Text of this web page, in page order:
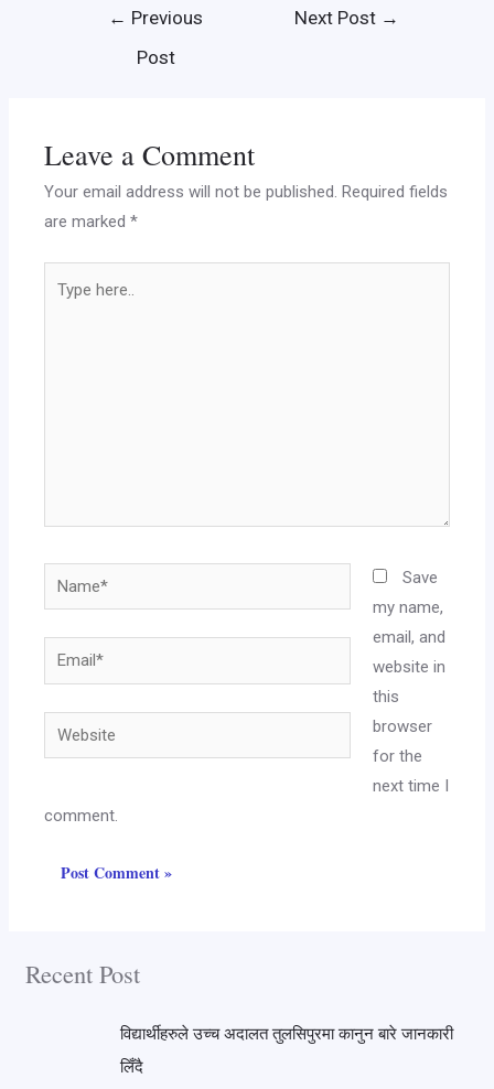
← Previous
Post
Next Post →
Leave a Comment
Your email address will not be published. Required fields
are marked*
Save
my name,
email, and
website in
this
browser
for the
next time I
comment.
Recent Post
विद्यार्थीहरुले उच्च अदालत तुलसिपुरमा कानुन बारे जानकारी
लिँदै